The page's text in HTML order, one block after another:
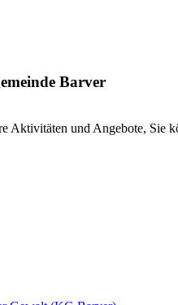
Barver
Aktivitäten und Angebote,